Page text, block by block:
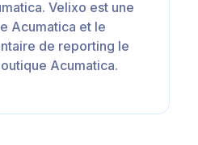
Velixo est une
Acumatica et le
de reporting le
Acumatica.